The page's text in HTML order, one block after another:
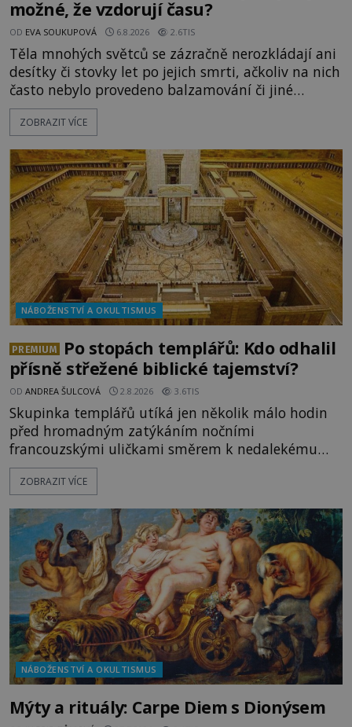
možné, že vzdorují času?
OD EVA SOUKUPOVÁ 6.8.2026 2.6TIS
Těla mnohých světců se zázračně nerozkládají ani
desítky či stovky let po jejich smrti, ačkoliv na nich
často nebylo provedeno balzamování či jiné
pokusy o konzervaci. Neporušené ostatky bývají
považovány za důkaz svatosti zemřelých. Jaké
osobností ochraňují? Na hřbitově u kláštera
Milosrdných
ZOBRAZIT VÍCE
NÁBOŽENSTVÍ A OKULTISMUS
PREMIUM
Po stopách templářů: Kdo odhalil
přísně střežené biblické tajemství?
OD ANDREA ŠULCOVÁ 2.8.2026 3.6TIS
Skupinka templářů utíká jen několik málo hodin
před hromadným zatýkáním nočními
francouzskými uličkami směrem k nedalekému
přístavu. Jeden z nich má přes ramena ranec s
tajemným obsahem. Kapitán lodi už na ně čeká.
vyplouváme,“ sdělí jim. „Kam máme namířeno,
kapitáne?“ zeptá se ho jeden z templářů. „Do Sk
ZOBRAZIT VÍCE
NÁBOŽENSTVÍ A OKULTISMUS
Mýty a rituály: Carpe Diem s Dionýsem